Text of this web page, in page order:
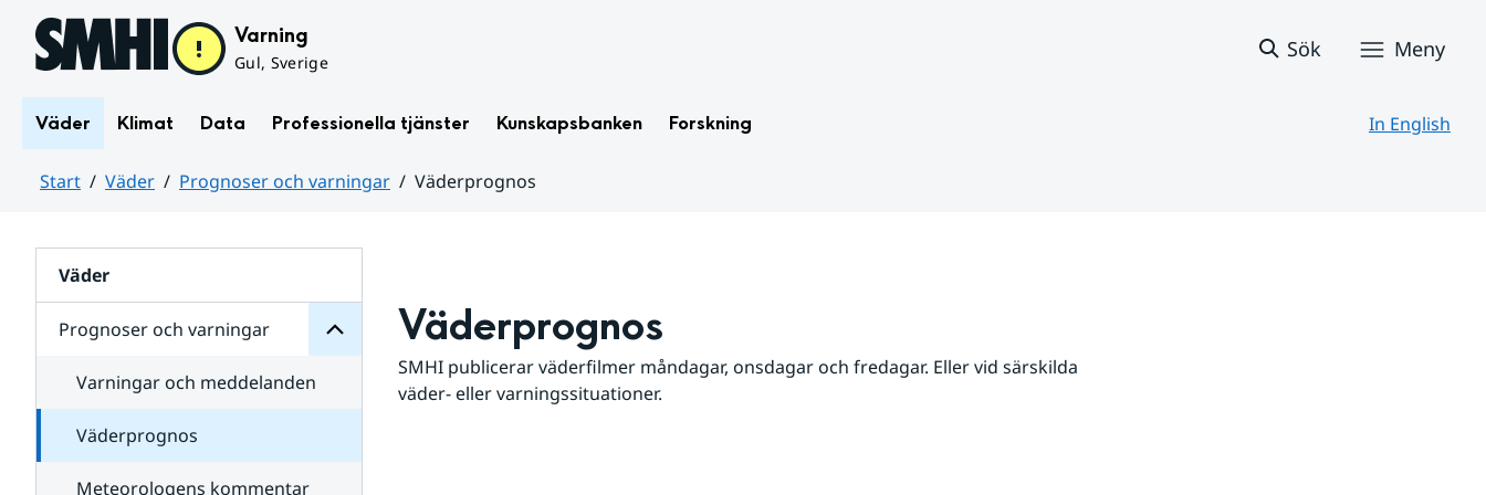
Hoppa till sidans innehåll Varning
Gul, Sverige
Sök Meny
Väder Klimat Data Professionella tjänster Kunskapsbanken Forskning In English
Start Väder Prognoser och varningar
Väderprognos
Väder
Prognoser och varningar
för
varningar
Varningar och meddelanden
Väderprognos
Meteorologens kommentar
Väderprognos
SMHI publicerar väderfilmer måndagar, onsdagar och fredagar. Eller vid särskilda
väder- eller varningssituationer.